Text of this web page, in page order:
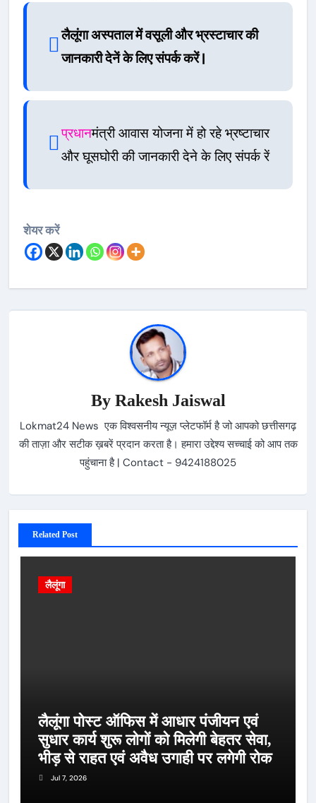
लैलूंगा अस्पताल में वसूली और भ्रस्टाचार की
जानकारी देनें के लिए संपर्क करें |
प्रधानमंत्री आवास योजना में हो रहे भ्रष्टाचार
और घूसघोरी की जानकारी देने के लिए संपर्क रें
शेयर करें
By Rakesh Jaiswal
Lokmat24 News एक विश्वसनीय न्यूज़ प्लेटफॉर्म है जो आपको छत्तीसगढ़
की ताज़ा और सटीक ख़बरें प्रदान करता है। हमारा उद्देश्य सच्चाई को आप तक
पहुंचाना है | Contact - 9424188025
Related Post
लैलूंगा
लैलूंगा पोस्ट ऑफिस में आधार पंजीयन एवं
सुधार कार्य शुरू लोगों को मिलेगी बेहतर सेवा,
भीड़ से राहत एवं अवैध उगाही पर लगेगी रोक
Jul 7, 2026